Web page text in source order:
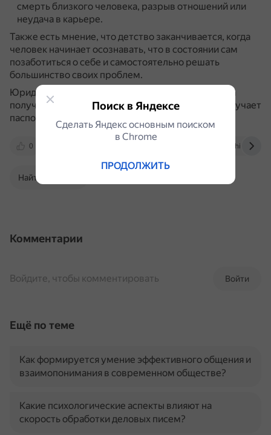
смерть близкого человека, разрыв отношений или
неудача в карьере.
Также есть мнение, что детство заканчивается, когда
человек начинает осознавать, что в состоянии сам
позаботиться о себе и самостоятельно решать
большинство своих проблем.
Юридически человек становится взрослым, когда
получает полную дееспособность (например, получает
паспорт).
0 uchi.ru
Найти в Поиске
Комментарии
Войти
Войдите, чтобы комментировать
Ещё по теме
Как формируется умение эффективного общения и
взаимопонимания в современном обществе?
Какие психологические аспекты влияют на
скорость обработки деловых писем?
Поиск в Яндексе
Сделать Яндекс основным поиском
в Сhrome
ПРОДОЛЖИТЬ